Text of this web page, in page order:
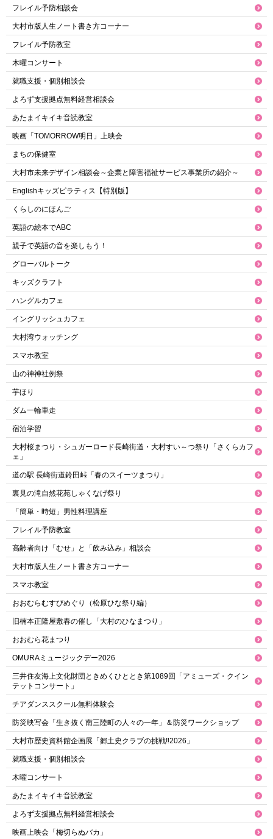
フレイル予防相談会
大村市版人生ノート書き方コーナー
フレイル予防教室
木曜コンサート
就職支援・個別相談会
よろず支援拠点無料経営相談会
あたまイキイキ音読教室
映画「TOMORROW明日」上映会
まちの保健室
大村市未来デザイン相談会～企業と障害福祉サービス事業所の紹介～
Englishキッズピラティス【特別版】
くらしのにほんご
英語の絵本でABC
親子で英語の音を楽しもう！
グローバルトーク
キッズクラフト
ハングルカフェ
イングリッシュカフェ
大村湾ウォッチング
スマホ教室
山の神神社例祭
芋ほり
ダム一輪車走
宿泊学習
大村桜まつり・シュガーロード長崎街道・大村すい～つ祭り「さくらカフ
ェ」
道の駅 長崎街道鈴田峠「春のスイーツまつり」
裏見の滝自然花苑しゃくなげ祭り
「簡単・時短」男性料理講座
フレイル予防教室
高齢者向け「むせ」と「飲み込み」相談会
大村市版人生ノート書き方コーナー
スマホ教室
おおむらむすびめぐり（松原ひな祭り編）
旧楠本正隆屋敷春の催し「大村のひなまつり」
おおむら花まつり
OMURAミュージックデー2026
三井住友海上文化財団ときめくひととき第1089回「アミューズ・クイン
テットコンサート」
チアダンススクール無料体験会
防災映写会「生き抜く南三陸町の人々の一年」＆防災ワークショップ
大村市歴史資料館企画展「郷土史クラブの挑戦‼2026」
就職支援・個別相談会
木曜コンサート
あたまイキイキ音読教室
よろず支援拠点無料経営相談会
映画上映会「梅切らぬバカ」